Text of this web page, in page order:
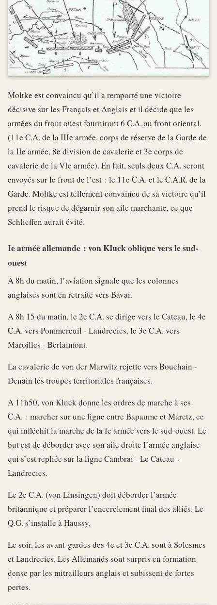
Moltke est convaincu qu’il a remporté une victoire
décisive sur les Français et Anglais et il décide que les
armées du front ouest fourniront 6 C.A. au front oriental.
(11e C.A. de la IIIe armée, corps de réserve de la Garde de
la IIe armée, 8e division de cavalerie et 3e corps de
cavalerie de la VIe armée). En fait, seuls deux C.A. seront
envoyés sur le front de l’est : le 11e C.A. et le C.A.R. de la
Garde. Moltke est tellement convaincu de sa victoire qu’il
prend le risque de dégarnir son aile marchante, ce que
Schlieffen aurait évité.
Ie armée allemande : von Kluck oblique vers le sud-
ouest
A 8h du matin, l’aviation signale que les colonnes
anglaises sont en retraite vers Bavai.
A 8h 15 du matin, le 2e C.A. se dirige vers le Cateau, le 4e
C.A. vers Pommereuil - Landrecies, le 3e C.A. vers
Maroilles - Berlaimont.
La cavalerie de von der Marwitz rejette vers Bouchain -
Denain les troupes territoriales françaises.
A 11h50, von Kluck donne les ordres de marche à ses
C.A. : marcher sur une ligne entre Bapaume et Maretz, ce
qui infléchit la marche de la Ie armée vers le sud-ouest. Le
but est de déborder avec son aile droite l’armée anglaise
qui s’est repliée sur la ligne Cambrai - Le Cateau -
Landrecies.
Le 2e C.A. (von Linsingen) doit déborder l’armée
britannique et préparer l’encerclement final des alliés. Le
Q.G. s’installe à Haussy.
Le soir, les avant-gardes des 4e et 3e C.A. sont à Solesmes
et Landrecies. Les Allemands sont surpris en formation
dense par les mitrailleurs anglais et subissent de fortes
pertes.